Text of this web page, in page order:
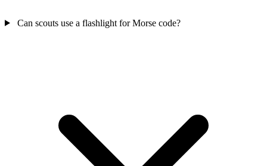
Can scouts use a flashlight for Morse code?